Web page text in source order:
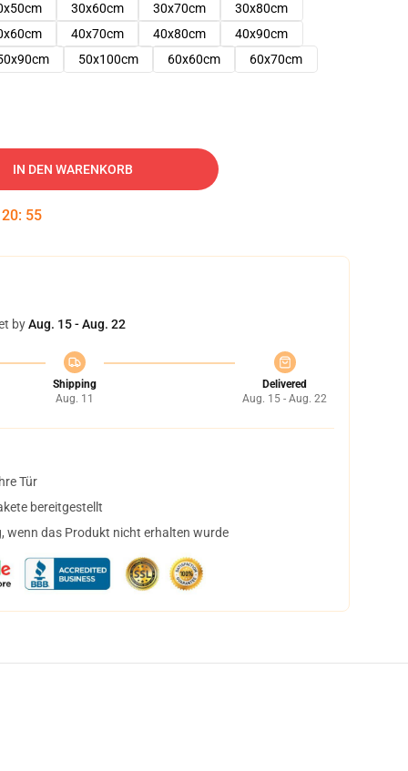
30x60cm 30x70cm
30x80cm
40x70cm 40x80cm
40x90cm
50x100cm 60x60cm
60x70cm
IN DEN WARENKORB
20: 54
byAug. 15 - Aug. 22
Shipping
Aug. 11
Delivered
Aug. 15 - Aug. 22
Tür
bereitgestellt
wenn das Produkt nicht erhalten wurde